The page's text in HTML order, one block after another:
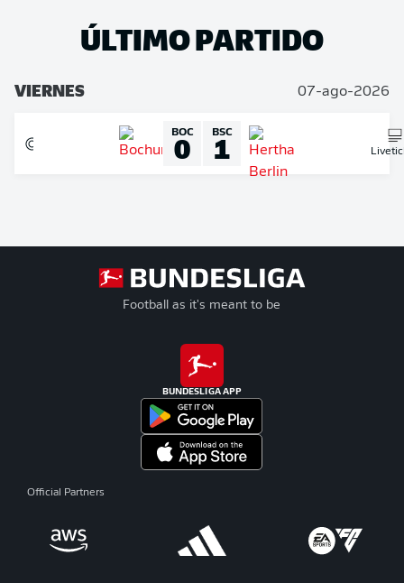
ÚLTIMO PARTIDO
VIERNES 07-ago-2026
BOC
0 BSC
1
Football as it's meant to be
BUNDESLIGA APP
Official Partners